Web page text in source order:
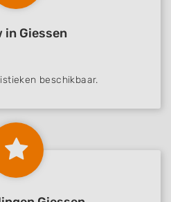
in Giessen
beschikbaar.